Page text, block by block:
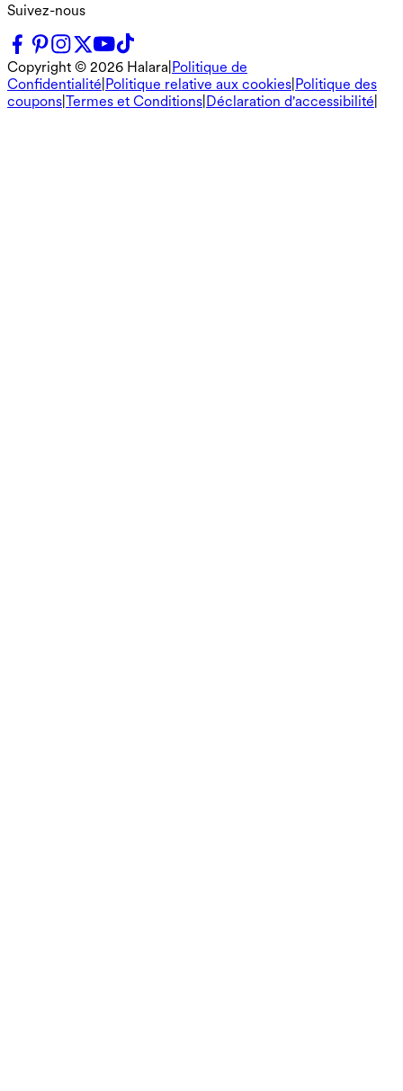
Suivez-nous
Copyright © 2026 Halara Politique de
Confidentialité Politique relative aux cookies Politique des
coupons Termes et Conditions Déclaration d'accessibilité